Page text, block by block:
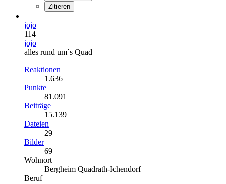
Zitieren
jojo
114
jojo
alles rund um´s Quad
Reaktionen
1.636
Punkte
81.091
Beiträge
15.139
Dateien
29
Bilder
69
Wohnort
Bergheim Quadrath-Ichendorf
Beruf